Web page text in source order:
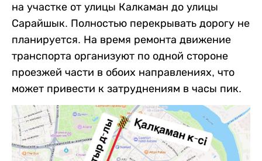
на участке от улицы Калкаман до улицы
Сарайшык. Полностью перекрывать дорогу не
планируется. На время ремонта движение
транспорта организуют по одной стороне
проезжей части в обоих направлениях, что
может привести к затруднениям в часы пик.